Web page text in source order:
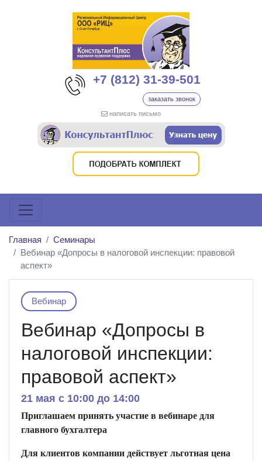
+7 (812) 31-39-501
заказать звонок
написать письмо
Главная
Семинары
Вебинар «Допросы в налоговой инспекции: правовой
аспект»
Вебинар
Вебинар «Допросы в
налоговой инспекции:
правовой аспект»
21 мая c 10:00 до 14:00
Приглашаем принять участие в вебинаре для
главного бухгалтера
Для клиентов компании действует льготная цена